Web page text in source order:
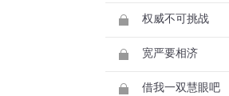
权威不可挑战
宽严要相济
借我一双慧眼吧